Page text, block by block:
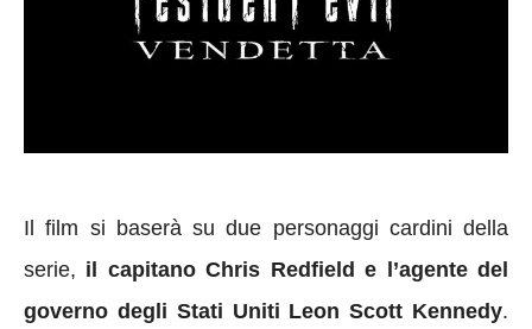
Ilfilm si baserà su due personaggi cardini della
serie, il capitanoChris Redfield e l’agente del
governo degli Stati Uniti Leon Scott Kennedy.